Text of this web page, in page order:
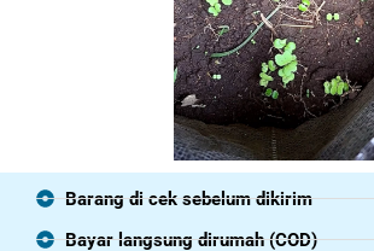
Barang di cek sebelum dikirim
Bayar langsung dirumah (COD)